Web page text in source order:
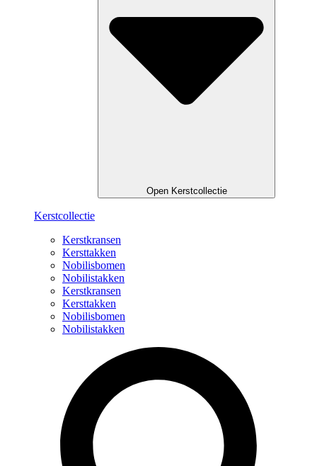
Open Kerstcollectie
Kerstcollectie
Kerstkransen
Kersttakken
Nobilisbomen
Nobilistakken
Kerstkransen
Kersttakken
Nobilisbomen
Nobilistakken